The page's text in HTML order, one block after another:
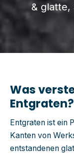
& glatte,
Was
Entgraten?
Entgraten ist ein
Kanten von
entstandenen